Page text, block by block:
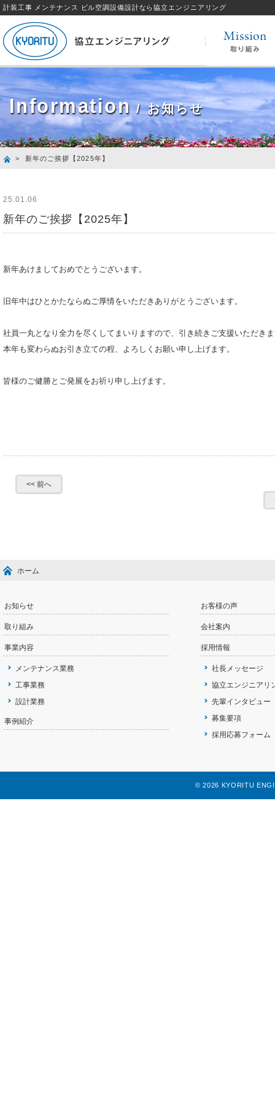
計装工事 メンテナンス ビル空調設備設計なら協立エンジニアリング
Information/ お知らせ
> 新年のご挨拶【2025年】
25.01.06
新年のご挨拶【2025年】
新年あけましておめでとうございます。
旧年中はひとかたならぬご厚情をいただきありがとうございます。
社員一丸となり全力を尽くしてまいりますので、引き続きご支援いただき
本年も変わらぬお引き立ての程、よろしくお願い申し上げます。
皆様のご健勝とご発展をお祈り申し上げます。
<< 前へ
ホーム
お知らせ
取り組み
事業内容
メンテナンス業務
工事業務
設計業務
事例紹介
お客様の声
会社案内
採用情報
社長メッセージ
協立エンジニアリ
先輩インタビュー
募集要項
採用応募フォーム
©2026 KYORITU